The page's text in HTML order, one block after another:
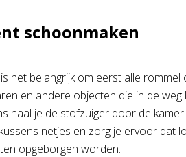
schoonmaken
belangrijk om eerst alle rommel
en andere objecten die in de weg
haal je de stofzuiger door de
netjes en zorg je ervoor dat
opgeborgen worden.